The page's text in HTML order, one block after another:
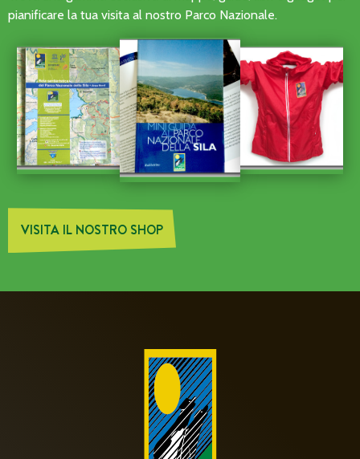
pianificare la tua visita al nostro Parco Nazionale.
VISITA IL NOSTRO SHOP